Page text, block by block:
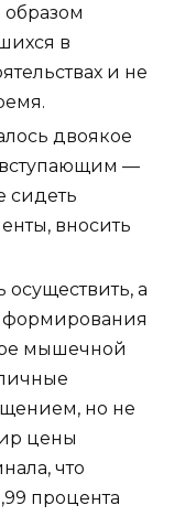
образом
в
и не
двоякое
вступающим —
сидеть
вносить
а
формирования
мышечной
но не
цены
что
процента